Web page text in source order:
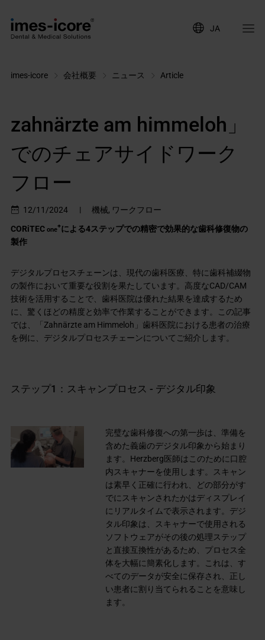
JA
imes-icore 会社概要 ニュース Article
zahnärzte am himmeloh」
でのチェアサイドワーク
フロー
12/11/2024 |
機械, ワークフロー
CORiTEC one+による4ステップでの精密で効果的な歯科修復物の
製作
デジタルプロセスチェーンは、現代の歯科医療、特に歯科補綴物
の製作において重要な役割を果たしています。高度なCAD/CAM
技術を活用することで、歯科医院は優れた結果を達成するため
に、驚くほどの精度と効率で作業することができます。この記事
では、「Zahnärzte am Himmeloh」歯科医院における患者の治療
を例に、デジタルプロセスチェーンについてご紹介します。
ステップ1：スキャンプロセス - デジタル印象
完璧な歯科修復への第一歩は、準備を
含めた義歯のデジタル印象から始まり
ます。Herzberg医師はこのために口腔
内スキャナーを使用します。スキャン
は素早く正確に行われ、どの部分がす
でにスキャンされたかはディスプレイ
にリアルタイムで表示されます。デジ
タル印象は、スキャナーで使用される
ソフトウェアがその後の処理ステップ
と直接互換性があるため、プロセス全
体を大幅に簡素化します。これは、す
べてのデータが安全に保存され、正し
い患者に割り当てられることを意味し
ます。